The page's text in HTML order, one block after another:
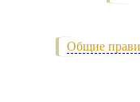
Общие